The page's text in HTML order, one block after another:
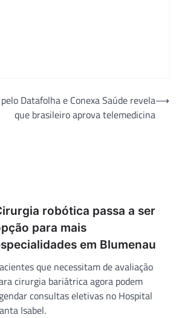
Datafolha e Conexa Saúde revela
que brasileiro aprova telemedicina
⟶
robótica passa a ser
para mais
em Blumenau
que necessitam de avaliação
cirurgia bariátrica agora podem
consultas eletivas no Hospital
Isabel.